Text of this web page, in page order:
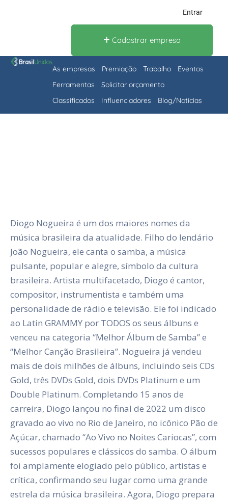
Entrar
Cadastrar empresa
As empresas Premiação Trabalho
Eventos
Ferramentas
Solicitar orçamento
Classificados
Influenciadores Blog/Notícias
Diogo Nogueira é um dos maiores nomes da
música brasileira da atualidade. Filho do lendário
João Nogueira, ele canta o samba, a música
pulsante, popular e alegre, símbolo da cultura
brasileira. Artista multifacetado, Diogo é cantor,
compositor, instrumentista e também uma
personalidade de rádio e televisão. Ele foi indicado
ao Latin GRAMMY por TODOS os seus álbuns e
venceu na categoria “Melhor Álbum de Samba” e
“Melhor Canção Brasileira”. Nogueira já vendeu
mais de dois milhões de álbuns, incluindo seis CDs
Gold, três DVDs Gold, dois DVDs Platinum e um
Double Platinum. Completando 15 anos de
carreira, Diogo lançou no final de 2022 um disco
gravado ao vivo no Rio de Janeiro, no icônico Pão de
Açúcar, chamado “Ao Vivo no Noites Cariocas”, com
sucessos populares e clássicos do samba. O álbum
foi amplamente elogiado pelo público, artistas e
crítica, confirmando seu lugar como uma grande
estrela da música brasileira. Agora, Diogo prepara